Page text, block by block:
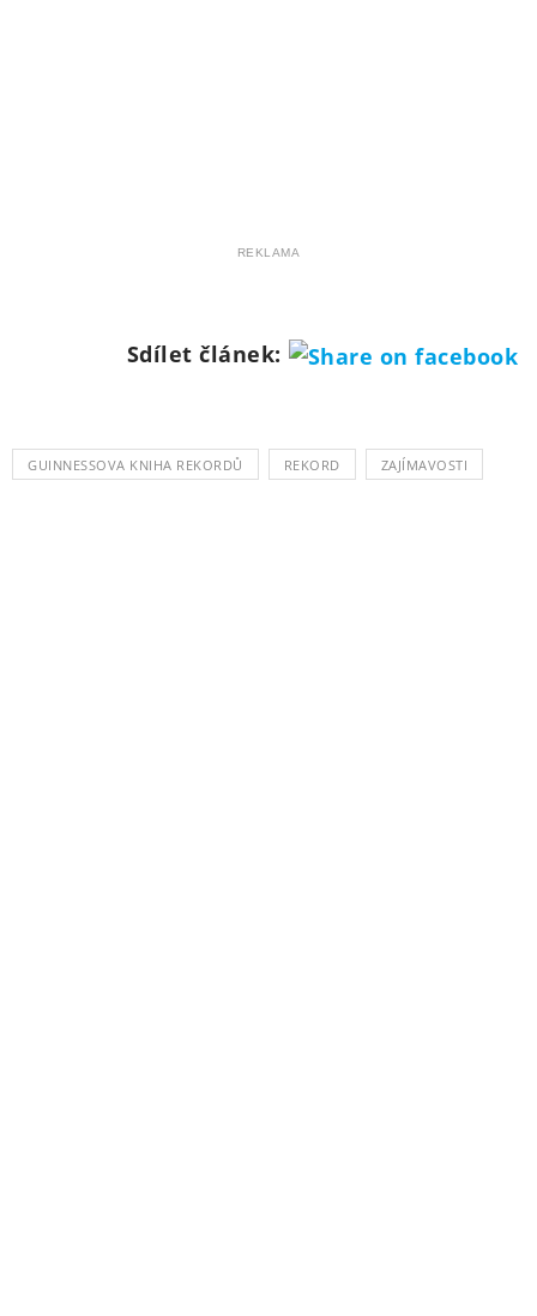
REKLAMA
Sdílet článek:
GUINNESSOVA KNIHA REKORDŮ REKORD ZAJÍMAVOSTI